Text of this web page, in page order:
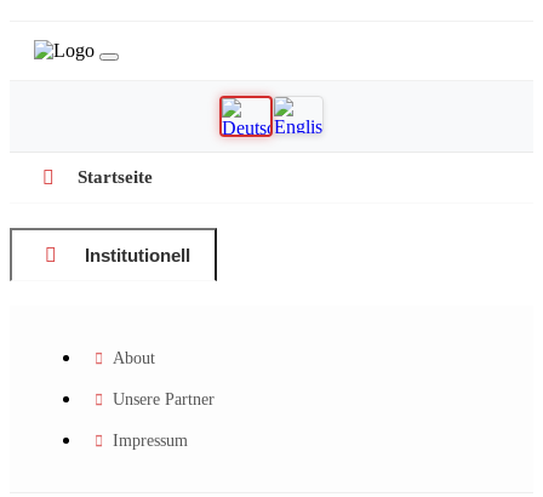
Startseite
Institutionell
About
Unsere Partner
Impressum